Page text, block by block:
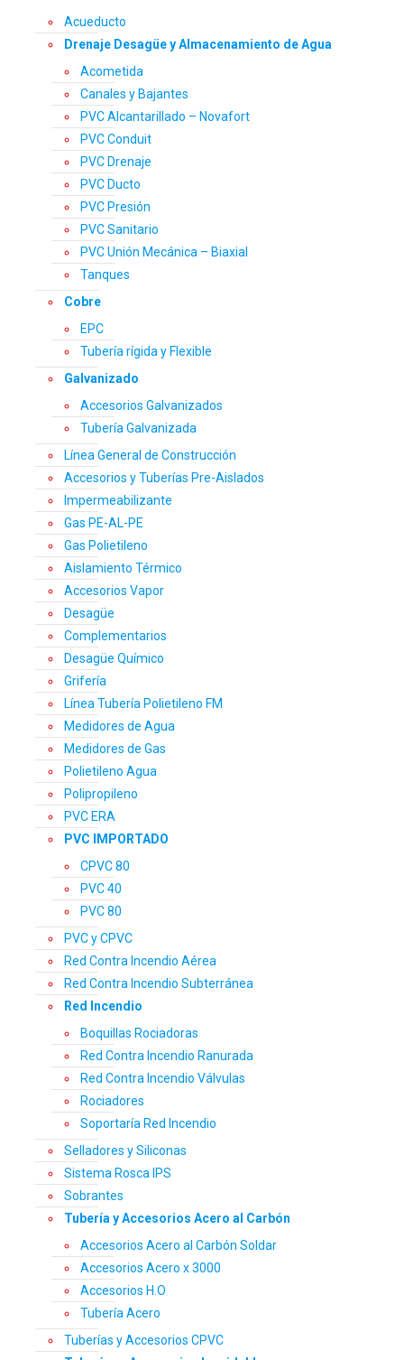
Acueducto
Drenaje Desagüe y Almacenamiento de Agua
Acometida
Canales y Bajantes
PVC Alcantarillado – Novafort
PVC Conduit
PVC Drenaje
PVC Ducto
PVC Presión
PVC Sanitario
PVC Unión Mecánica – Biaxial
Tanques
Cobre
EPC
Tubería rígida y Flexible
Galvanizado
Accesorios Galvanizados
Tubería Galvanizada
Línea General de Construcción
Accesorios y Tuberías Pre-Aislados
Impermeabilizante
Gas PE-AL-PE
Gas Polietileno
Aislamiento Térmico
Accesorios Vapor
Desagüe
Complementarios
Desagüe Químico
Grifería
Línea Tubería Polietileno FM
Medidores de Agua
Medidores de Gas
Polietileno Agua
Polipropileno
PVC ERA
PVC IMPORTADO
CPVC 80
PVC 40
PVC 80
PVC y CPVC
Red Contra Incendio Aérea
Red Contra Incendio Subterránea
Red Incendio
Boquillas Rociadoras
Red Contra Incendio Ranurada
Red Contra Incendio Válvulas
Rociadores
Soportaría Red Incendio
Selladores y Siliconas
Sistema Rosca IPS
Sobrantes
Tubería y Accesorios Acero al Carbón
Accesorios Acero al Carbón Soldar
Accesorios Acero x 3000
Accesorios H.O
Tubería Acero
Tuberías y Accesorios CPVC